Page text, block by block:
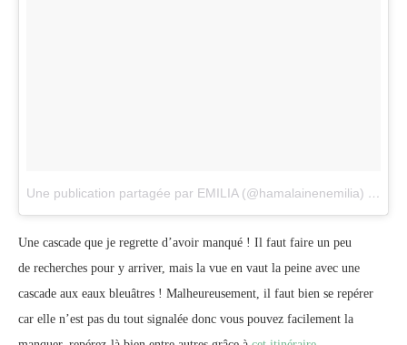
Une publication partagée par EMILIA (@hamalainenemilia)
Une cascade que je regrette d’avoir manqué ! Il faut faire un peu
de recherches pour y arriver, mais la vue en vaut la peine avec une
cascade aux eaux bleuâtres ! Malheureusement, il faut bien se repérer
car elle n’est pas du tout signalée donc vous pouvez facilement la